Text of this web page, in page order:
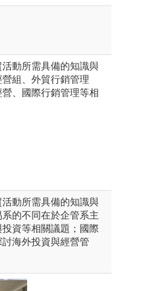
動所需具備的知識與
組、外貿行銷管理
、國際行銷管理等相
動所需具備的知識與
的不同在於企管系主
資等相關議題；國際
海外投資與經營管